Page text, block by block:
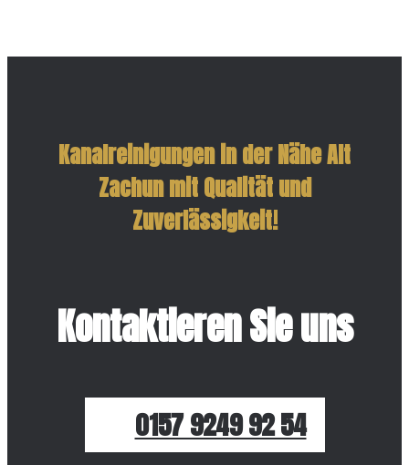
Kanalreinigungen in der Nähe Alt
Zachun mit Qualität und
Zuverlässigkeit!
Kontaktieren Sie uns
0157 9249 92 54